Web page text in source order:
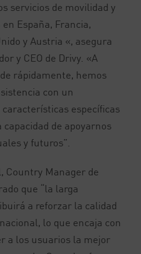
servicios de movilidad y
España, Francia,
y Austria «, asegura
y CEO de Drivy. «A
rápidamente, hemos
con un
específicas
de apoyarnos
y futuros”.
Country Manager de
que “la larga
a reforzar la calidad
lo que encaja con
a los usuarios la mejor